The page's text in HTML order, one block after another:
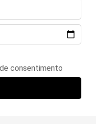
consentimento